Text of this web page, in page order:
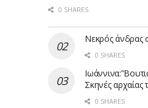
0 SHARES
Νεκρός άνδρας
0 SHARES
Σκηνές αρχαίας
0 SHARES